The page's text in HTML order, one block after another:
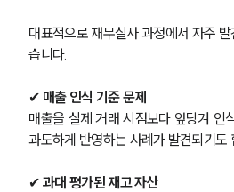
업무분야
구성원 소
M&A전문변
대표적으로 재무실사 과정에서 자주
습니다.
✔ 매출 인식 기준 문제
매출을 실제 거래 시점보다 앞당겨 인
과도하게 반영하는 사례가 발견되기도
✔ 과대 평가된 재고 자산